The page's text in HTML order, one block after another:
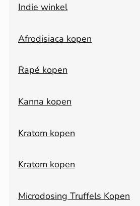
Indie winkel
Afrodisiaca kopen
Rapé kopen
Kanna kopen
Kratom kopen
Kratom kopen
Microdosing Truffels Kopen